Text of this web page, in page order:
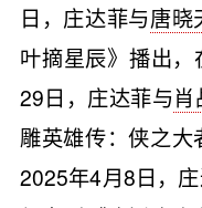
日，庄达菲与唐晓
叶摘星辰》播出
29日，庄达菲与肖
雕英雄传：侠之大
2025年4月8日，